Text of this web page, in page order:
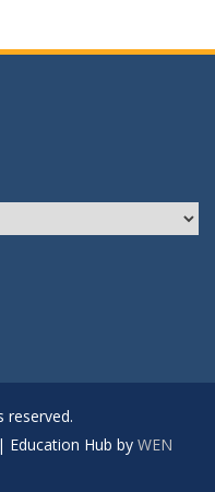
reserved.
| Education Hub by WEN